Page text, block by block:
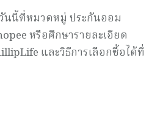
นนี้ที่หมวดหมู่ ประกันออม
หรือศึกษารายละเอียด
และวิธีการเลือกซื้อได้ที่